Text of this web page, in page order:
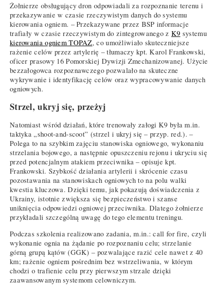
Żołnierze obsługujący dron odpowiadali za rozpoznanie terenu i
przekazywanie w czasie rzeczywistym danych do systemu
kierowania ogniem. – Przekazywane przez BSP informacje
trafiały w czasie rzeczywistym do zintegrowanego z K9 systemu
kierowania ogniem TOPAZ, co umożliwiało skuteczniejsze
rażenie celów przez artylerię – tłumaczy kpt. Karol Frankowski,
oficer prasowy 16 Pomorskiej Dywizji Zmechanizowanej. Użycie
bezzałogowca rozpoznawczego pozwalało na skuteczne
wykrywanie i identyfikację celów oraz wypracowywanie danych
ogniowych.
Strzel, ukryj się, przeżyj
Natomiast wśród działań, które trenowały załogi K9 była m.in.
taktyka „shoot-and-scoot” (strzel i ukryj się – przyp. red.). –
Polega to na szybkim zajęciu stanowiska ogniowego, wykonaniu
strzelania bojowego, a następnie opuszczeniu rejonu i ukryciu się
przed potencjalnym atakiem przeciwnika – opisuje kpt.
Frankowski. Szybkość działania artylerii i skrócenie czasu
pozostawania na stanowiskach ogniowych to na polu walki
kwestia kluczowa. Dzięki temu, jak pokazują doświadczenia z
Ukrainy, istotnie zwiększa się bezpieczeństwo i szanse
uniknięcia odpowiedzi ogniowej przeciwnika. Dlatego żołnierze
przykładali szczególną uwagę do tego elementu treningu.
Podczas szkolenia realizowano zadania, m.in.: call for fire, czyli
wykonanie ognia na żądanie po rozpoznaniu celu; strzelanie
górną grupą kątów (GGK) – pozwalające razić cele nawet z 40
km; rażenie ogniem pośrednim bez wstrzeliwania, w którym
chodzi o trafienie celu przy pierwszym strzale dzięki
zaawansowanym systemom celowniczym.